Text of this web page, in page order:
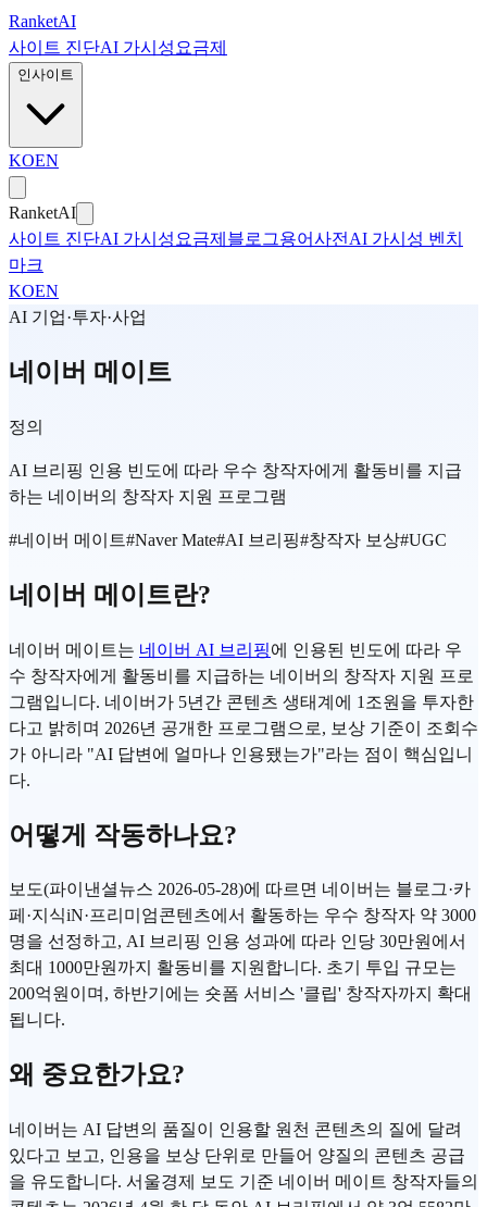
본문으로 건너뛰기
RanketAI
사이트 진단AI 가시성 요금제
인사이트
KOEN
RanketAI
사이트 진단AI 가시성 요금제 블로그용어사전 AI 가시성 벤치
마크
KOEN
AI 기업·투자·사업
네이버 메이트
정의
AI 브리핑 인용 빈도에 따라 우수 창작자에게 활동비를 지급
하는 네이버의 창작자 지원 프로그램
#네이버 메이트#Naver Mate#AI 브리핑#창작자 보상#UGC
네이버 메이트란?
네이버 메이트는 네이버 AI 브리핑에 인용된 빈도에 따라 우
수 창작자에게 활동비를 지급하는 네이버의 창작자 지원 프로
그램입니다. 네이버가 5년간 콘텐츠 생태계에 1조원을 투자한
다고 밝히며 2026년 공개한 프로그램으로, 보상 기준이 조회수
가 아니라 "AI 답변에 얼마나 인용됐는가"라는 점이 핵심입니
다.
어떻게 작동하나요?
보도(파이낸셜뉴스 2026-05-28)에 따르면 네이버는 블로그·카
페·지식iN·프리미엄콘텐츠에서 활동하는 우수 창작자 약 3000
명을 선정하고, AI 브리핑 인용 성과에 따라 인당 30만원에서
최대 1000만원까지 활동비를 지원합니다. 초기 투입 규모는
200억원이며, 하반기에는 숏폼 서비스 '클립' 창작자까지 확대
됩니다.
왜 중요한가요?
네이버는 AI 답변의 품질이 인용할 원천 콘텐츠의 질에 달려
있다고 보고, 인용을 보상 단위로 만들어 양질의 콘텐츠 공급
을 유도합니다. 서울경제 보도 기준 네이버 메이트 창작자들의